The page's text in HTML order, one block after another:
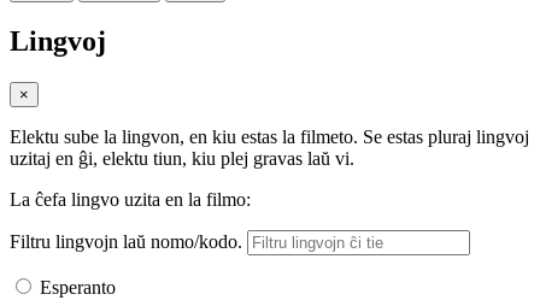
Lingvoj
×
Elektu sube la lingvon, en kiu estas la filmeto. Se estas pluraj lingvoj
uzitaj en ĝi, elektu tiun, kiu plej gravas laŭ vi.
La ĉefa lingvo uzita en la filmo:
Filtru lingvojn laŭ nomo/kodo.
Esperanto